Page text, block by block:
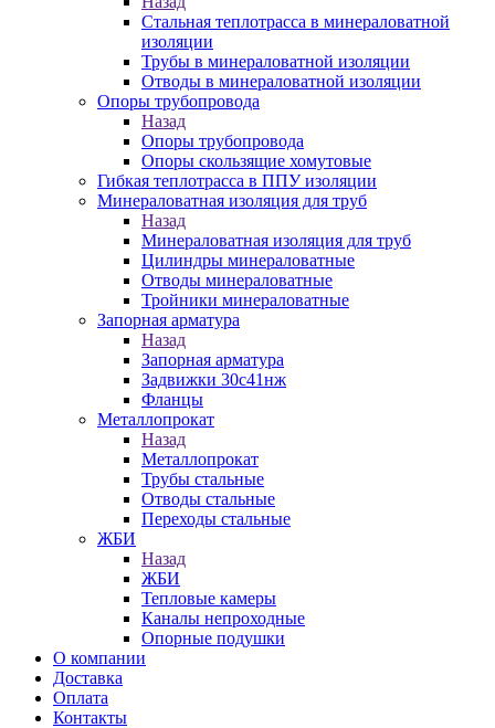
Стальная теплотрасса в минераловатной
изоляции
Трубы в минераловатной изоляции
Отводы в минераловатной изоляции
Опоры трубопровода
Назад
Опоры трубопровода
Опоры скользящие хомутовые
Гибкая теплотрасса в ППУ изоляции
Минераловатная изоляция для труб
Назад
Минераловатная изоляция для труб
Цилиндры минераловатные
Отводы минераловатные
Тройники минераловатные
Запорная арматура
Назад
Запорная арматура
Задвижки 30с41нж
Фланцы
Металлопрокат
Назад
Металлопрокат
Трубы стальные
Отводы стальные
Переходы стальные
ЖБИ
Назад
ЖБИ
Тепловые камеры
Каналы непроходные
Опорные подушки
О компании
Доставка
Оплата
Контакты